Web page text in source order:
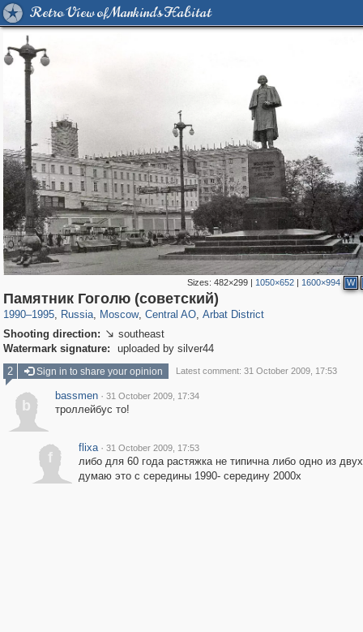
Retro View of Mankind's Habitat
Sizes:482×299 | 1050×652 | 1600×994 W
Памятник Гоголю (советский)
1990–1995, Russia
1,407,328 29,248
, Moscow
319,882 8,286
, Central AO
160,021 5,916
, Arbat District
13,485
Shooting direction:  southeast
Watermark signature:
uploaded by silver44
2
Sign in to share your opinion Latest comment: 31 October 2009, 17:53
b
bassmen · 31 October 2009, 17:34
троллейбус то!
f
flixa · 31 October 2009, 17:53
либо для 60 года растяжка не типична либо одно из двух
думаю это с середины 1990- середину 2000х